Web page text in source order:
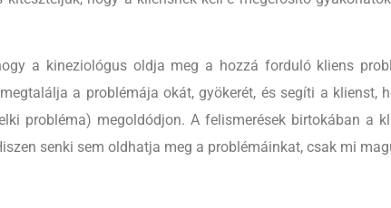
a kineziológus oldja meg a hozzá forduló kliens
a problémája okát, gyökerét, és segíti a klienst,
probléma) megoldódjon. A felismerések birtokában a
senki sem oldhatja meg a problémáinkat, csak mi